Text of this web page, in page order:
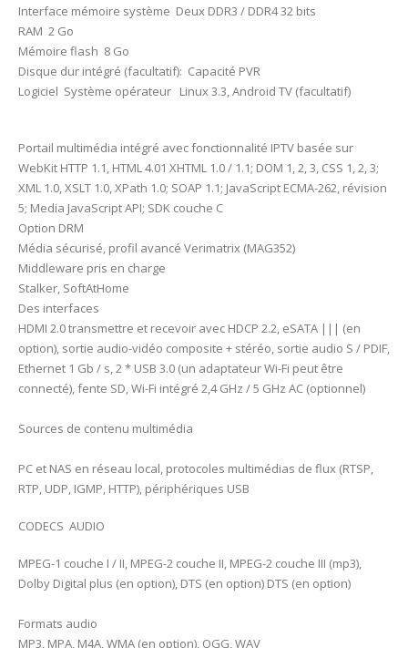
Interface mémoire système Deux DDR3 / DDR4 32 bits
RAM 2 Go
Mémoire flash 8 Go
Disque dur intégré (facultatif): Capacité PVR
Logiciel Système opérateur Linux 3.3, Android TV (facultatif)
Portail multimédia intégré avec fonctionnalité IPTV basée sur
WebKit HTTP 1.1, HTML 4.01 XHTML 1.0 / 1.1; DOM 1, 2, 3, CSS 1, 2, 3;
XML 1.0, XSLT 1.0, XPath 1.0; SOAP 1.1; JavaScript ECMA-262, révision
5; Media JavaScript API; SDK couche C
Option DRM
Média sécurisé, profil avancé Verimatrix (MAG352)
Middleware pris en charge
Stalker, SoftAtHome
Des interfaces
HDMI 2.0 transmettre et recevoir avec HDCP 2.2, eSATA ||| (en
option), sortie audio-vidéo composite + stéréo, sortie audio S / PDIF,
Ethernet 1 Gb / s, 2 * USB 3.0 (un adaptateur Wi-Fi peut être
connecté), fente SD, Wi-Fi intégré 2,4 GHz / 5 GHz AC (optionnel)
Sources de contenu multimédia
PC et NAS en réseau local, protocoles multimédias de flux (RTSP,
RTP, UDP, IGMP, HTTP), périphériques USB
CODECS AUDIO
MPEG-1 couche I / II, MPEG-2 couche II, MPEG-2 couche III (mp3),
Dolby Digital plus (en option), DTS (en option) DTS (en option)
Formats audio
MP3, MPA, M4A, WMA (en option), OGG, WAV